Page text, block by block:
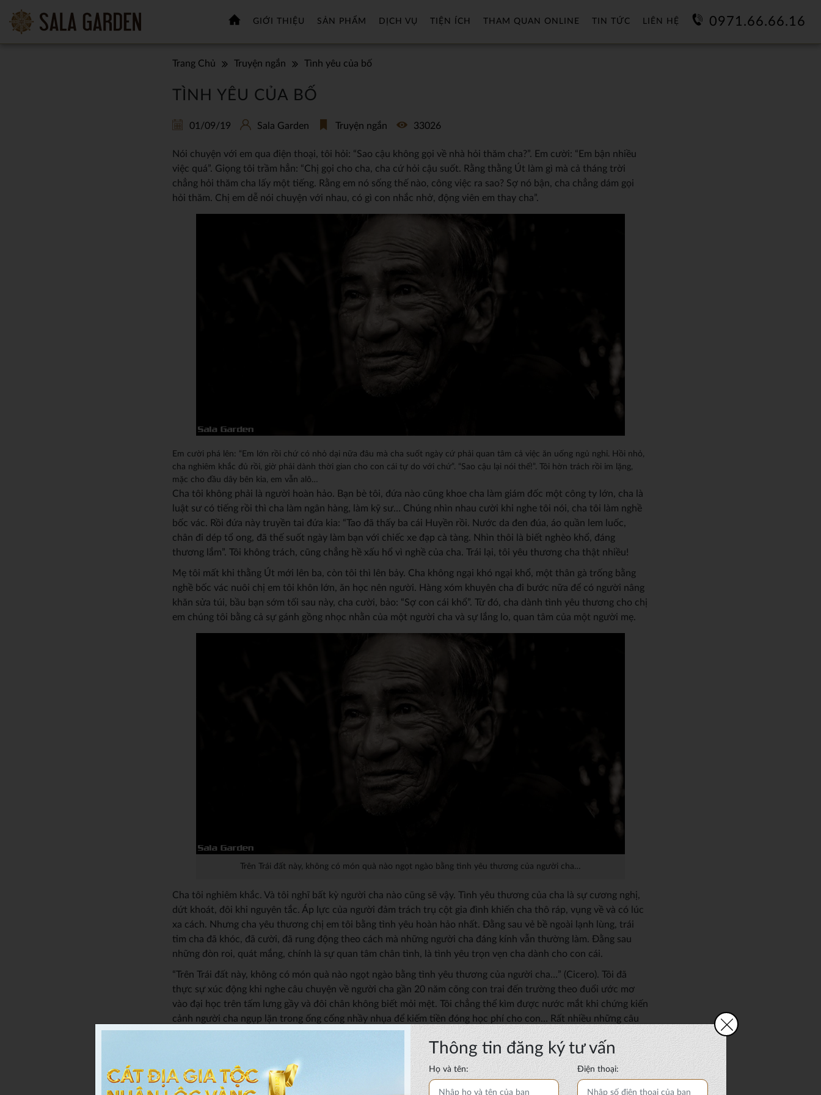
GIỚI THIỆU SẢN PHẨM DỊCH VỤ TIỆN ÍCH THAM QUAN ONLINE TIN TỨC LIÊN HỆ 0971.66.66.16
Trang Chủ Truyện ngắn Tình yêu của bố
TÌNH YÊU CỦA BỐ
01/09/19 Sala Garden Truyện ngắn 33026
Nói chuyện với em qua điện thoại, tôi hỏi: “Sao cậu không gọi về nhà hỏi thăm cha?”. Em cười: “Em bận nhiều
việc quá”. Giọng tôi trầm hẳn: “Chị gọi cho cha, cha cứ hỏi cậu suốt. Rằng thằng Út làm gì mà cả tháng trời
chẳng hỏi thăm cha lấy một tiếng. Rằng em nó sống thế nào, công việc ra sao? Sợ nó bận, cha chẳng dám gọi
hỏi thăm. Chị em dễ nói chuyện với nhau, có gì con nhắc nhở, động viên em thay cha”.
Em cười phá lên: “Em lớn rồi chứ có nhỏ dại nữa đâu mà cha suốt ngày cứ phải quan tâm cả việc ăn uống ngủ nghỉ. Hồi nhỏ,
cha nghiêm khắc đủ rồi, giờ phải dành thời gian cho con cái tự do với chứ”. “Sao cậu lại nói thế!”. Tôi hờn trách rồi im lặng,
mặc cho đầu dây bên kia, em vẫn alô…
Cha tôi không phải là người hoàn hảo. Bạn bè tôi, đứa nào cũng khoe cha làm giám đốc một công ty lớn, cha là
luật sư có tiếng rồi thì cha làm ngân hàng, làm kỹ sư… Chúng nhìn nhau cười khi nghe tôi nói, cha tôi làm nghề
bốc vác. Rồi đứa này truyền tai đứa kia: “Tao đã thấy ba cái Huyền rồi. Nước da đen đúa, áo quần lem luốc,
chân đi dép tổ ong, đã thế suốt ngày làm bạn với chiếc xe đạp cà tàng. Nhìn thôi là biết nghèo khổ, đáng
thương lắm”. Tôi không trách, cũng chẳng hề xấu hổ vì nghề của cha. Trái lại, tôi yêu thương cha thật nhiều!
Mẹ tôi mất khi thằng Út mới lên ba, còn tôi thì lên bảy. Cha không ngại khó ngại khổ, một thân gà trống bằng
nghề bốc vác nuôi chị em tôi khôn lớn, ăn học nên người. Hàng xóm khuyên cha đi bước nữa để có người nâng
khăn sửa túi, bầu bạn sớm tối sau này, cha cười, bảo: “Sợ con cái khổ”. Từ đó, cha dành tình yêu thương cho chị
em chúng tôi bằng cả sự gánh gồng nhọc nhằn của một người cha và sự lắng lo, quan tâm của một người mẹ.
Trên Trái đất này, không có món quà nào ngọt ngào bằng tình yêu thương của người cha…
Cha tôi nghiêm khắc. Và tôi nghĩ bất kỳ người cha nào cũng sẽ vậy. Tình yêu thương của cha là sự cương nghị,
dứt khoát, đôi khi nguyên tắc. Áp lực của người đảm trách trụ cột gia đình khiến cha thô ráp, vụng về và có lúc
xa cách. Nhưng cha yêu thương chị em tôi bằng tình yêu hoàn hảo nhất. Đằng sau vẻ bề ngoài lạnh lùng, trái
tim cha đã khóc, đã cười, đã rung động theo cách mà những người cha đáng kính vẫn thường làm. Đằng sau
những đòn roi, quát mắng, chính là sự quan tâm chân tình, là tình yêu trọn vẹn cha dành cho con cái.
“Trên Trái đất này, không có món quà nào ngọt ngào bằng tình yêu thương của người cha…” (Cicero). Tôi đã
thực sự xúc động khi nghe câu chuyện về người cha gần 20 năm cõng con trai đến trường theo đuổi ước mơ
vào đại học trên tấm lưng gầy và đôi chân không biết mỏi mệt. Tôi chẳng thể kìm được nước mắt khi chứng kiến
cảnh người cha ngụp lặn trong ống cống nhầy nhụa để kiếm tiền đóng học phí cho con… Rất nhiều những câu
chuyện cảm động về tấm lòng, tình yêu của người cha để ta nhận ra tình yêu của cha cao cả, lớn lao biết
Kỷ niệm về cha mà tôi nhớ nhất ấy là khi tôi thi đại học. Vừa bước ra khỏi phòng thi, tôi thấy cha ngồi trước
cổng, mồ hôi nhễ nhại, đôi mắt đầy lo lắng, chờ đợi. Khi tôi bước lại gần, cha ân cần: “Làm bài tốt không con?”.
Thông tin đăng ký tư vấn
Họ và tên: Điện thoại: